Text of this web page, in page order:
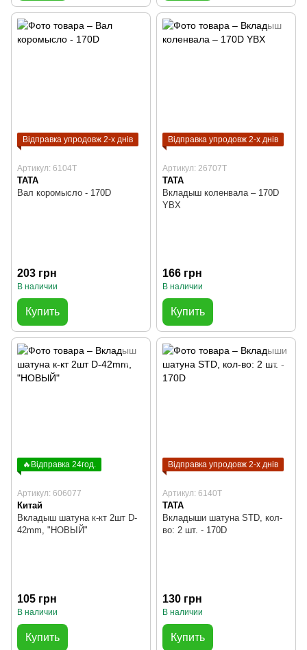
Відправка упродовж 2-х днів
Артикул: 6104T
TATA
Вал коромысло - 170D
203 грн
В наличии
Купить
Відправка упродовж 2-х днів
Артикул: 26707T
TATA
Вкладыш коленвала – 170D
YBX
166 грн
В наличии
Купить
🔥Відправка 24год.
Артикул: 606077
Китай
Вкладыш шатуна к-кт 2шт D-
42mm, "НОВЫЙ"
105 грн
В наличии
Купить
Відправка упродовж 2-х днів
Артикул: 6140T
TATA
Вкладыши шатуна STD, кол-
во: 2 шт. - 170D
130 грн
В наличии
Купить